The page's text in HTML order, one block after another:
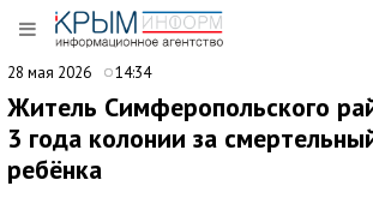
28 мая 2026 14:34
Житель Симферопольского
3 года колонии за
ребёнка